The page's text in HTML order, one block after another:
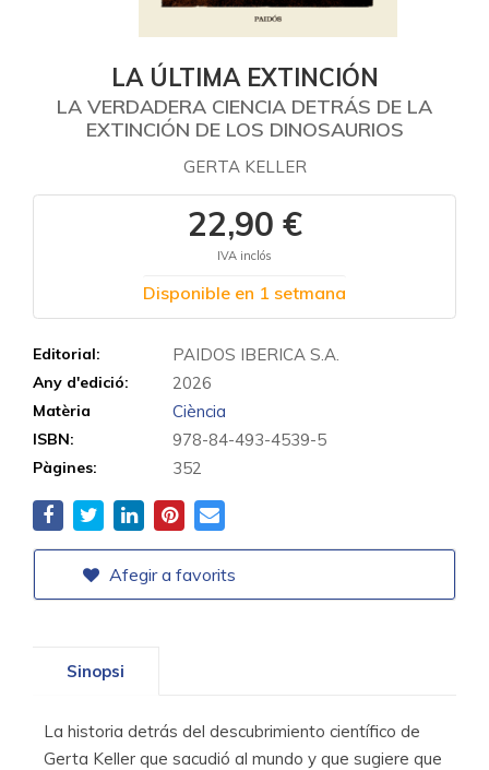
LA ÚLTIMA EXTINCIÓN
LA VERDADERA CIENCIA DETRÁS DE LA
EXTINCIÓN DE LOS DINOSAURIOS
GERTA KELLER
22,90 €
IVA inclós
Disponible en 1 setmana
Editorial: PAIDOS IBERICA S.A.
Any d'edició: 2026
Matèria Ciència
ISBN: 978-84-493-4539-5
Pàgines: 352
Afegir a favorits
Sinopsi
La historia detrás del descubrimiento científico de
Gerta Keller que sacudió al mundo y que sugiere que